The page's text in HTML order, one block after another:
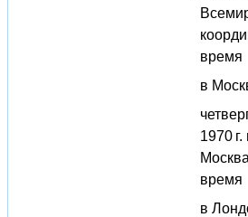
время
в
1970
время
в